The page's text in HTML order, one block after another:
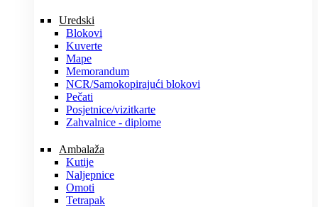
Uredski
Blokovi
Kuverte
Mape
Memorandum
NCR/Samokopirajući blokovi
Pečati
Posjetnice/vizitkarte
Zahvalnice - diplome
Ambalaža
Kutije
Naljepnice
Omoti
Tetrapak